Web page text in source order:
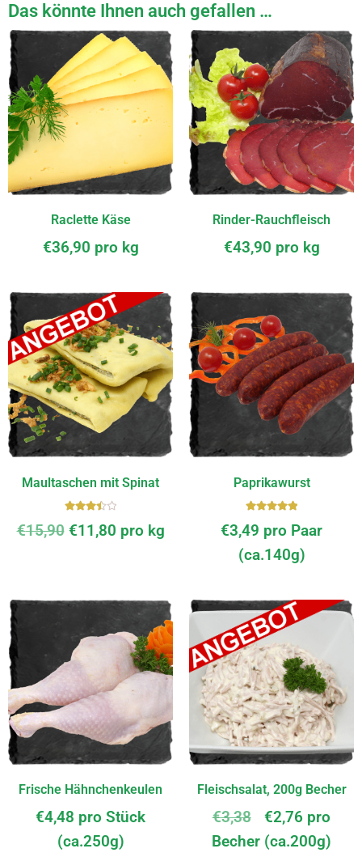
Das könnte Ihnen auch gefallen …
Raclette Käse
€36,90 pro kg
Rinder-Rauchfleisch
€43,90 pro kg
Maultaschen mit Spinat
tet
€15,90 €11,80 pro kg
Paprikawurst
t mit
5.00von
5
€3,49 pro Paar
(ca.140g)
Frische Hähnchenkeulen
€4,48 pro Stück
(ca.250g)
Fleischsalat, 200g Becher
€3,38 €2,76 pro
Becher (ca.200g)